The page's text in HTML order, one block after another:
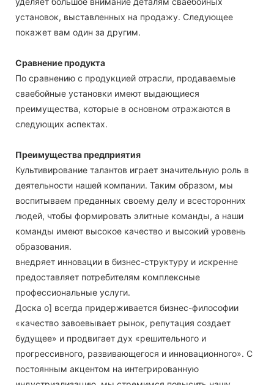
установок, выставленных на продажу. Следующее
покажет вам один за другим.
Сравнение продукта
По сравнению с продукцией отрасли, продаваемые
сваебойные установки имеют выдающиеся
преимущества, которые в основном отражаются в
следующих аспектах.
Преимущества предприятия
Культивирование талантов играет значительную роль в
деятельности нашей компании. Таким образом, мы
воспитываем преданных своему делу и всесторонних
людей, чтобы формировать элитные команды, а наши
команды имеют высокое качество и высокий уровень
образования.
внедряет инновации в бизнес-структуру и искренне
предоставляет потребителям комплексные
профессиональные услуги.
Доска о] всегда придерживается бизнес-философии
«качество завоевывает рынок, репутация создает
будущее» и продвигает дух «решительного и
прогрессивного, развивающегося и инновационного». С
постоянным акцентом на интегрированную